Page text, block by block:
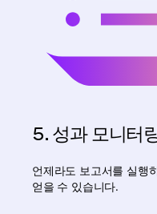
5. 성과 모니터
언제라도 보고서를 실행
얻을 수 있습니다.